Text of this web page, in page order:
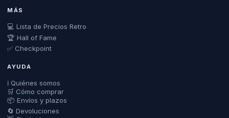
MÁS
💻 Lista de Precios Retro
🏆 Hall of Fame
✅ Checkpoint
AYUDA
ℹ️ Quiénes somos
🛒 Cómo comprar
📦 Envíos y plazos
🔄 Devoluciones